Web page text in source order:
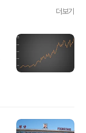
더보기